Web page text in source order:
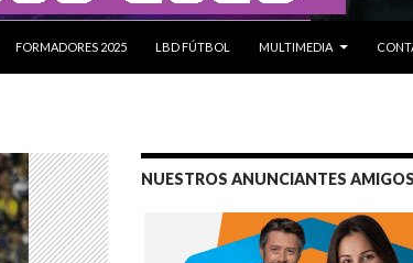
FORMADORES 2025 LBD FÚTBOL MULTIMEDIA
NUESTROS ANUNCIANTES AMIGOS